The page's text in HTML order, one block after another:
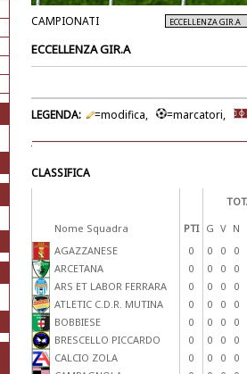
CAMPIONATI
ECCELLENZA GIR.A
LEGENDA: =modifica, =marcatori,
CLASSIFICA
Nome Squadra
PTI G V N
AGAZZANESE
0 0 0
0
ARCETANA
0 0 0
0
ARS ET LABOR FERRARA
0 0 0
0
ATLETIC C.D.R. MUTINA
0 0 0
0
BOBBIESE
0 0 0
0
BRESCELLO PICCARDO
0 0 0
0
CALCIO ZOLA
0 0 0
0